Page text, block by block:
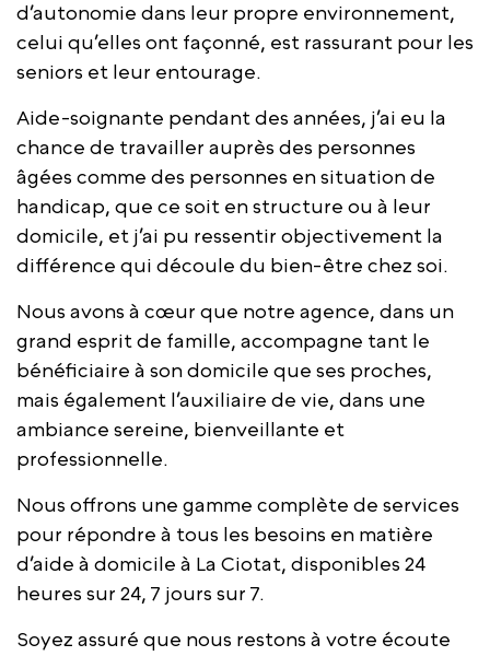
d’autonomie dans leur propre environnement,
celui qu’elles ont façonné, est rassurant pour les
seniors et leur entourage.
Aide-soignante pendant des années, j’ai eu la
chance de travailler auprès des personnes
âgées comme des personnes en situation de
handicap, que ce soit en structure ou à leur
domicile, et j’ai pu ressentir objectivement la
différence qui découle du bien-être chez soi.
Nous avons à cœur que notre agence, dans un
grand esprit de famille, accompagne tant le
bénéficiaire à son domicile que ses proches,
mais également l’auxiliaire de vie, dans une
ambiance sereine, bienveillante et
professionnelle.
Nous offrons une gamme complète de services
pour répondre à tous les besoins en matière
d’aide à domicile à La Ciotat, disponibles 24
heures sur 24, 7 jours sur 7.
Soyez assuré que nous restons à votre écoute